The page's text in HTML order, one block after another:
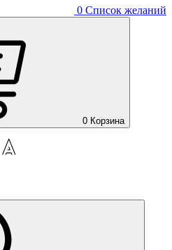
0 Список желаний
0 Корзина